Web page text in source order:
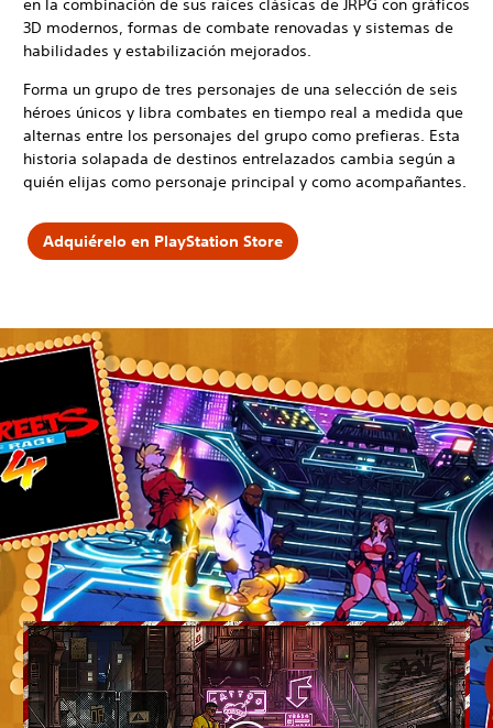
en la combinación de sus raíces clásicas de JRPG con gráficos
3D modernos, formas de combate renovadas y sistemas de
habilidades y estabilización mejorados.
Forma un grupo de tres personajes de una selección de seis
héroes únicos y libra combates en tiempo real a medida que
alternas entre los personajes del grupo como prefieras. Esta
historia solapada de destinos entrelazados cambia según a
quién elijas como personaje principal y como acompañantes.
Adquiérelo en PlayStation Store